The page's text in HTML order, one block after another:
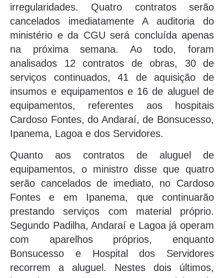
irregularidades. Quatro contratos serão
cancelados imediatamente A auditoria do
ministério e da CGU será concluída apenas
na próxima semana. Ao todo, foram
analisados 12 contratos de obras, 30 de
serviços continuados, 41 de aquisição de
insumos e equipamentos e 16 de aluguel de
equipamentos, referentes aos hospitais
Cardoso Fontes, do Andaraí, de Bonsucesso,
Ipanema, Lagoa e dos Servidores.
Quanto aos contratos de aluguel de
equipamentos, o ministro disse que quatro
serão cancelados de imediato, no Cardoso
Fontes e em Ipanema, que continuarão
prestando serviços com material próprio.
Segundo Padilha, Andaraí e Lagoa já operam
com aparelhos próprios, enquanto
Bonsucesso e Hospital dos Servidores
recorrem a aluguel. Nestes dois últimos,